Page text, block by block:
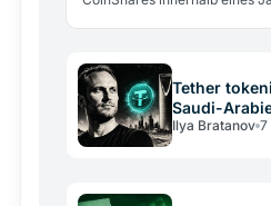
Tether
Saudi-
Ilya Bratanov 7